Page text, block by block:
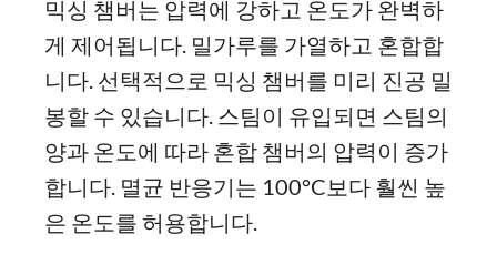
믹싱 챔버는 압력에 강하고 온도가 완벽하
게 제어됩니다. 밀가루를 가열하고 혼합합
니다. 선택적으로 믹싱 챔버를 미리 진공 밀
봉할 수 있습니다. 스팀이 유입되면 스팀의
양과 온도에 따라 혼합 챔버의 압력이 증가
합니다. 멸균 반응기는 100°C보다 훨씬 높
은 온도를 허용합니다.